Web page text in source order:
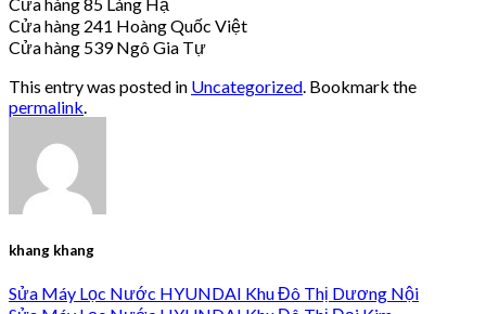
Cửa hàng 241 Hoàng Quốc Việt
Cửa hàng 539 Ngô Gia Tự
This entry was posted in Uncategorized . Bookmark the
permalink
khang khang
Sửa Máy Lọc Nước HYUNDAI Khu Đô Thị Dương Nội